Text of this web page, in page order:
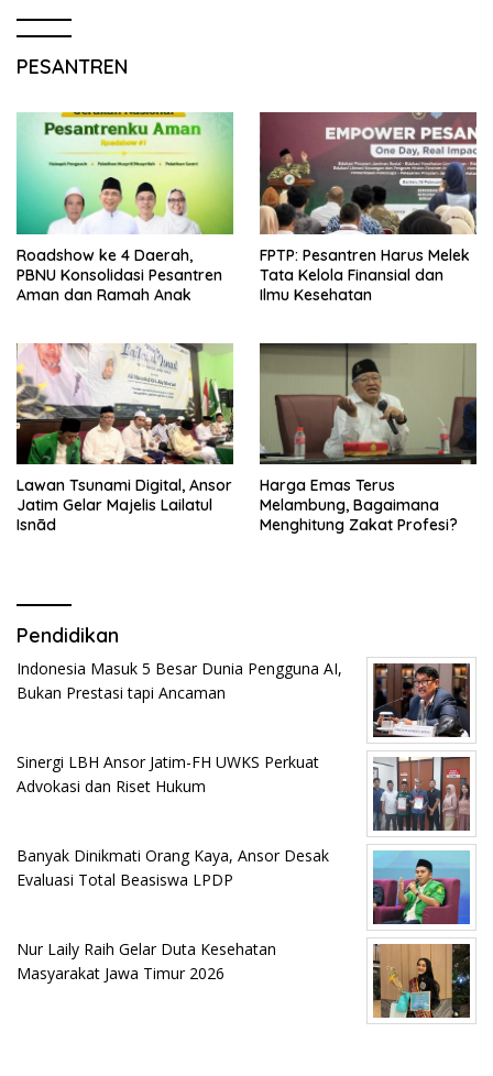
PESANTREN
Roadshow ke 4 Daerah,
PBNU Konsolidasi Pesantren
Aman dan Ramah Anak
FPTP: Pesantren Harus Melek
Tata Kelola Finansial dan
Ilmu Kesehatan
Lawan Tsunami Digital, Ansor
Jatim Gelar Majelis Lailatul
Isnād
Harga Emas Terus
Melambung, Bagaimana
Menghitung Zakat Profesi?
Pendidikan
Indonesia Masuk 5 Besar Dunia Pengguna AI,
Bukan Prestasi tapi Ancaman
Sinergi LBH Ansor Jatim-FH UWKS Perkuat
Advokasi dan Riset Hukum
Banyak Dinikmati Orang Kaya, Ansor Desak
Evaluasi Total Beasiswa LPDP
Nur Laily Raih Gelar Duta Kesehatan
Masyarakat Jawa Timur 2026